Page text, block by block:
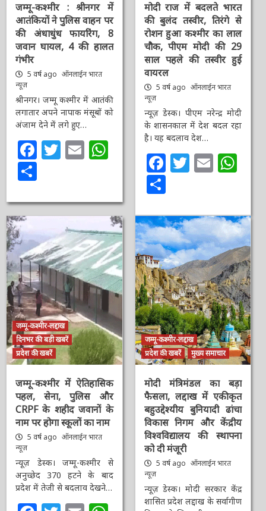
जम्मू-कश्मीर : श्रीनगर में
आतंकियों ने पुलिस वाहन पर
की अंधाधुंध फायर‍िंंग, 8
जवान घायल, 4 की हालत
गंभीर
5 वर्ष ago ऑनलाईन भारत
न्यूज़
श्रीनगर। जम्मू कश्मीर में आतंकी
लगातार अपने नापाक मंसूबों को
अंजाम देने में लगे हुए…
Facebook
Twitter
EmailWhatsApp
मोदी राज में बदलते भारत
की बुलंद तस्वीर, तिरंगे से
रोशन हुआ कश्मीर का लाल
चौक, पीएम मोदी की 29
साल पहले की तस्वीर हुई
वायरल
5 वर्ष ago ऑनलाईन भारत
न्यूज़
न्यूज़ डेस्क। पीएम नरेन्द्र मोदी
के शासनकाल में देश बदल रहा
है। यह बदलाव देश…
Facebook
Twitter
Email
Share
जम्मू-कश्मीर-लद्दाख
दिनभर की बड़ी खबरें
प्रदेश की खबरें
जम्मू-कश्मीर में ऐतिहासिक
पहल, सेना, पुलिस और
CRPF के शहीद जवानों के
नाम पर होगा स्कूलों का नाम
5 वर्ष ago ऑनलाईन भारत
न्यूज़
न्यूज़ डेस्क। जम्मू-कश्मीर से
अनुच्छेद 370 हटने के बाद
प्रदेश में तेजी से बदलाव देखने…
जम्मू-कश्मीर-लद्दाख
प्रदेश की खबरें
मुख्य समाचार
मोदी मंत्रिमंडल का बड़ा
फैसला, लद्दाख में एकीकृत
बहुउद्देश्यीय बुनियादी ढांचा
विकास निगम और केंद्रीय
विश्वविद्यालय की स्थापना
को दी मंजूरी
5 वर्ष ago ऑनलाईन भारत
न्यूज़
न्यूज़ डेस्क। मोदी सरकार केंद्र
शासित प्रदेश लद्दाख के सर्वागीण